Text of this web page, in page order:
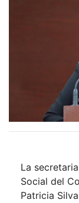
La
Social del
Patricia